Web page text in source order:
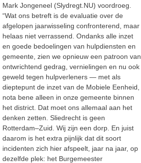
Mark Jongeneel (Slydregt.NU) voordroeg.
“Wat ons betreft is de evaluatie over de
afgelopen jaarwisseling confronterend, maar
helaas niet verrassend. Ondanks alle inzet
en goede bedoelingen van hulpdiensten en
gemeente, zien we opnieuw een patroon van
ontwrichtend gedrag, vernielingen en nu ook
geweld tegen hulpverleners — met als
dieptepunt de inzet van de Mobiele Eenheid,
nota bene alleen in onze gemeente binnen
het district. Dat moet ons allemaal aan het
denken zetten. Sliedrecht is geen
Rotterdam–Zuid. Wij zijn een dorp. En juist
daarom is het extra pijnlijk dat dit soort
incidenten zich hier afspeelt, jaar na jaar, op
dezelfde plek: het Burgemeester